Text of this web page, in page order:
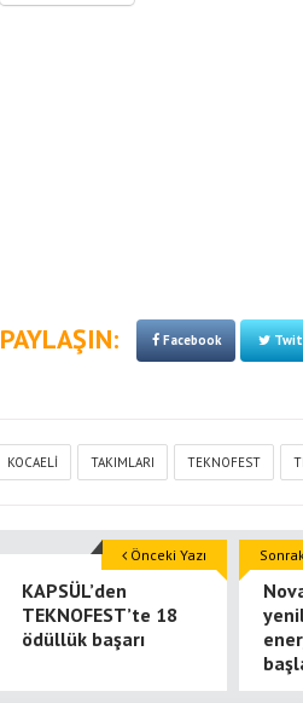
PAYLAŞIN: Facebook
KOCAELI TAKIMLARI TEKNOFEST
KAPSÜL’den
TEKNOFEST’te 18
ödüllük başarı
Önceki Yazı